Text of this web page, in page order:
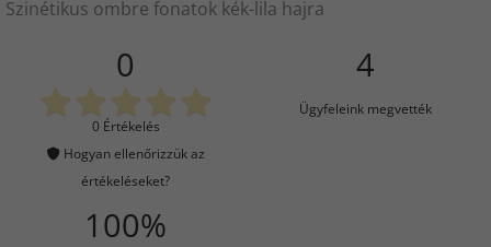
Szinétikus ombre fonatok kék-lila hajra
0
0 Értékelés
Hogyan ellenőrizzük az
értékeléseket?
4
Ügyfeleink megvették
100%